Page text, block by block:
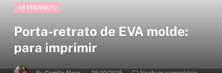
ARTESANATO
Porta-retrato de EVA molde:
para imprimir